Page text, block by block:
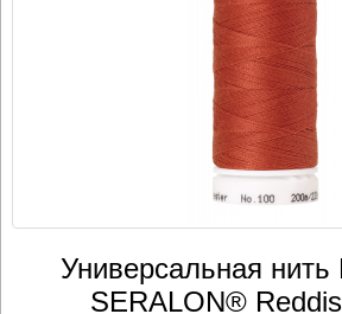
Универсальная нить
SERALON®